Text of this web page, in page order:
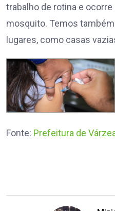
trabalho de rotina e
mosquito. Temos
lugares, como casas
Fonte: Prefeitura de